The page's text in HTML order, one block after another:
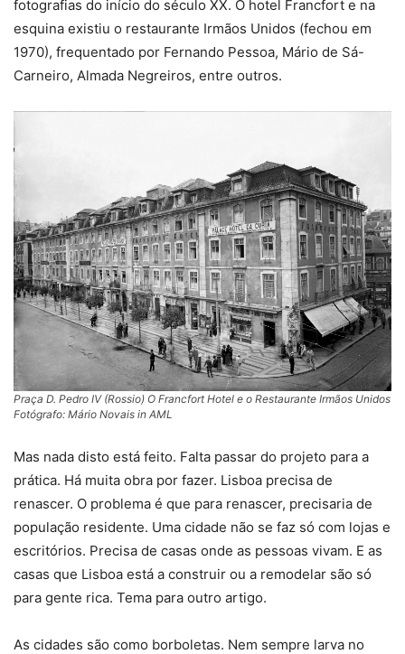
fotografias do início do século XX. O hotel Francfort e na
esquina existiu o restaurante Irmãos Unidos (fechou em
1970), frequentado por Fernando Pessoa, Mário de Sá-
Carneiro, Almada Negreiros, entre outros.
Praça D. Pedro IV (Rossio) O Francfort Hotel e o Restaurante Irmãos Unidos
Fotógrafo: Mário Novais in AML
Mas nada disto está feito. Falta passar do projeto para a
prática. Há muita obra por fazer. Lisboa precisa de
renascer. O problema é que para renascer, precisaria de
população residente. Uma cidade não se faz só com lojas e
escritórios. Precisa de casas onde as pessoas vivam. E as
casas que Lisboa está a construir ou a remodelar são só
para gente rica. Tema para outro artigo.
As cidades são como borboletas. Nem sempre larva no